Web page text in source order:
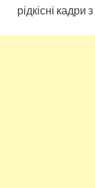
рідкісні кадри